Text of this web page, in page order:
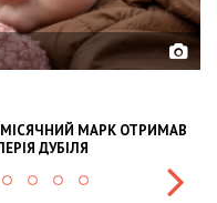
02.02.2026
OLEKSII ABASOV: HOW
INTERNATIONAL INVESTMENTS